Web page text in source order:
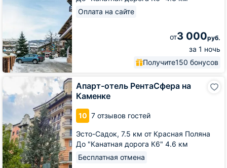
Оплата на сайте
от3 000руб.
за 1 ночь
Получите150 бонусов
Апарт-отель РентаСфера на
Каменке
10 7 отзывов гостей
Эсто-Садок, 7.5 км от Красная Поляна
До "Канатная дорога К6" 4.6 км
Бесплатная отмена
отель
РентаСфера
Каменке